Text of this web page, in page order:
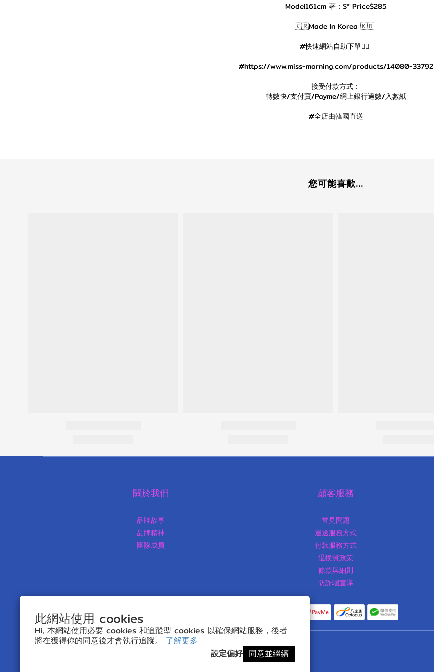
此網站使用 cookies
Hi, 本網站使用必要 cookies 和追蹤型 cookies 以確保網站服務，後者
將在獲得你的同意後才會執行追蹤。 了解更多
設定偏好 同意並繼續
Model161cm 著：S* Price$285
🇰🇷Made In Korea 🇰🇷
#快速網站自助下單👇🏻
#https://www.miss-morning.com/products/14080-33792
接受付款方式：
轉數快/支付寶/Payme/網上銀行過數/入數紙
#全店由韓國直送
您可能喜歡...
關於我們
品牌故事
品牌精神
團隊成員
顧客服務
常見問題
運送服務方式
付款服務方式
退換貨政策
條款與細則
防詐騙宣導